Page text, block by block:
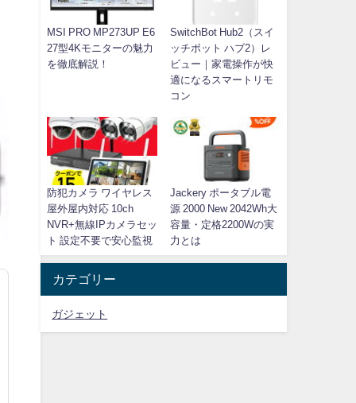
MSI PRO MP273UP E6
27型4Kモニターの魅力
を徹底解説！
SwitchBot Hub2（スイ
ッチボット ハブ2）レ
ビュー｜家電操作が快
適になるスマートリモ
コン
防犯カメラ ワイヤレス
屋外屋内対応 10ch
NVR+無線IPカメラセッ
ト 設定不要で安心監視
Jackery ポータブル電
源 2000 New 2042Wh大
容量・定格2200Wの実
力とは
カテゴリー
ガジェット